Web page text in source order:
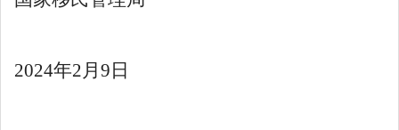
2024年2 月 9 日